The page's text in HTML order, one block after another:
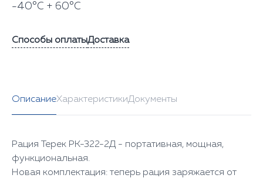
-40°С + 60°С
Способы оплатыДоставка
ОписаниеХарактеристикиДокументы
Рация Терек РК-322-2Д - портативная, мощная,
функциональная.
Новая комплектация: теперь рация заряжается от